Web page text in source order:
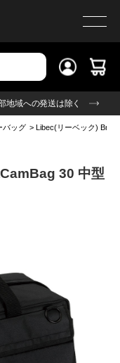
地域への発送は除く
バッグ >Libec(リーベック)
30 中型